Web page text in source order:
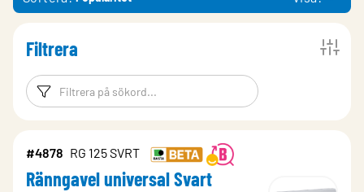
Filtrera
Filtreringsord Filtrera
#4878 RG 125 SVRT
Ränngavel universal Svart